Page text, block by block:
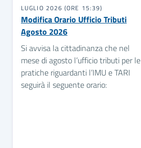
LUGLIO 2026 (ORE 15:39)
Modifica Orario Ufficio Tributi
Agosto 2026
Si avvisa la cittadinanza che nel
mese di agosto l’ufficio tributi per le
pratiche riguardanti l’IMU e TARI
seguirà il seguente orario: